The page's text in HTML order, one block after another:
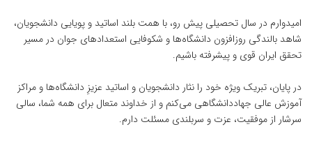
امیدوارم در سال تحصیلی پیش رو، با همت بلند اساتید و پویایی دانشجویان،
شاهد بالندگی روزافزون دانشگاه‌ها و شکوفایی استعدادهای جوان در مسیر
تحقق ایران قوی و پیشرفته باشیم.
در پایان، تبریک ویژه خود را نثار دانشجویان و اساتید عزیزِ دانشگاه‌ها و مراکز
آموزش عالی جهاددانشگاهی می‌کنم و از خداوند متعال برای همه شما، سالی
سرشار از موفقیت، عزت و سربلندی مسئلت دارم.